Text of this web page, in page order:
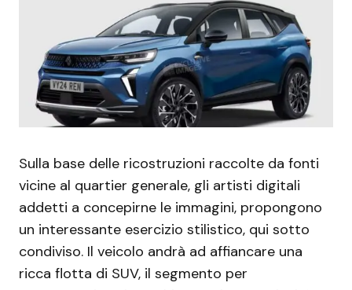
Sulla base delle ricostruzioni raccolte da fonti
vicine al quartier generale, gli artisti digitali
addetti a concepirne le immagini, propongono
un interessante esercizio stilistico, qui sotto
condiviso. Il veicolo andrà ad affiancare una
ricca flotta di SUV, il segmento per